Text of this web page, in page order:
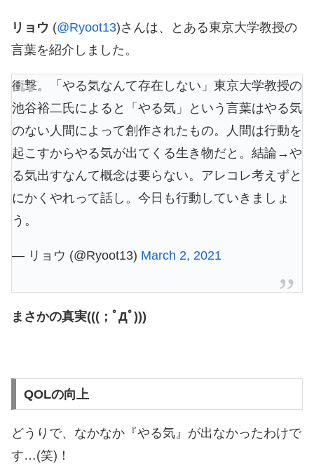
リョウ (@Ryoot13)さんは、とある東京大学教授の
言葉を紹介しました。
衝撃。「やる気なんて存在しない」東京大学教授の
池谷裕二氏によると「やる気」という言葉はやる気
のない人間によって創作されたもの。人間は行動を
起こすからやる気が出てくる生き物だと。結論→や
る気出すなんて概念は要らない。アレコレ考えずと
にかくやれって話し。今日も行動していきましょ
う。
— リョウ (@Ryoot13) March 2, 2021
まさかの真実(((；ﾟДﾟ)))
QOLの向上
どうりで、なかなか『やる気』が出なかったわけで
す…(笑)！